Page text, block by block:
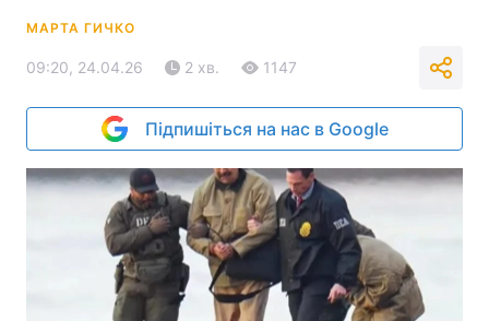
МАРТА ГИЧКО
09:20, 24.04.26 2 хв. 1147
Підпишіться на нас в Google